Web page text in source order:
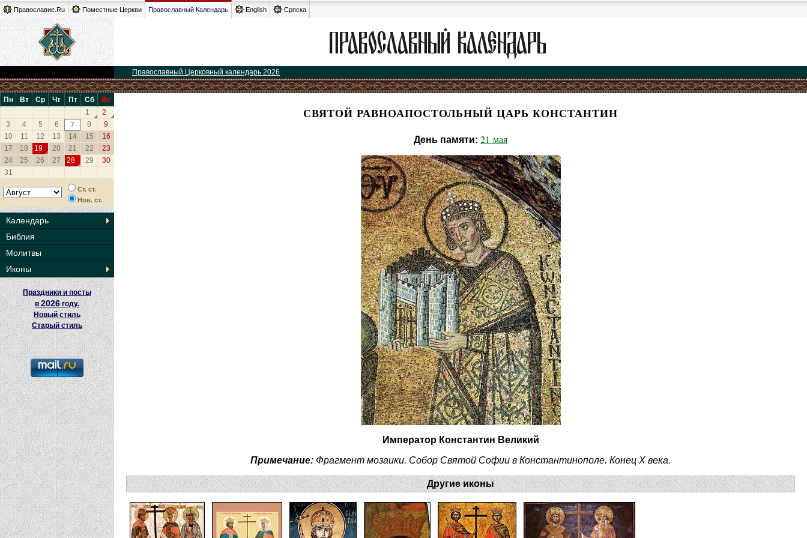
Православие.Ru Поместные Церкви Православный Календарь English Српска
Православный Церковный календарь 2026
Пн Вт Ср Чт Пт Сб
Вс
1
2
3
4 5 6 7 8
9
10
11 12 13 14 15
16
17
18 19 20 21 22
23
24
25 26 27 28 29
30
31
Ст. ст.
Нов. ст.
Календарь
Библия
Молитвы
Иконы
Праздники и посты
в2026 году.
Новый стиль
Старый стиль
СВЯТОЙ РАВНОАПОСТОЛЬНЫЙ ЦАРЬ КОНСТАНТИН
День памяти: 21 мая
Император Константин Великий
Примечание: Фрагмент мозаики. Собор Святой Софии в Константинополе. Конец X века.
Другие иконы